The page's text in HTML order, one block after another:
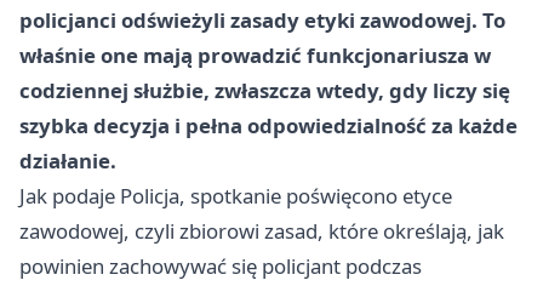
policjanci odświeżyli zasady etyki zawodowej. To
właśnie one mają prowadzić funkcjonariusza w
codziennej służbie, zwłaszcza wtedy, gdy liczy się
szybka decyzja i pełna odpowiedzialność za każde
działanie.
Jak podaje Policja, spotkanie poświęcono etyce
zawodowej, czyli zbiorowi zasad, które określają, jak
powinien zachowywać się policjant podczas